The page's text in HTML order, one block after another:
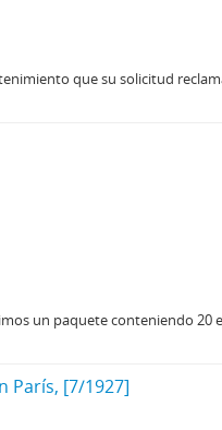
que su solicitud
un paquete conteniendo 20
París, [7/1927]